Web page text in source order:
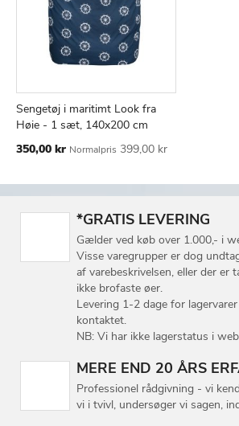
Læg i kurv
TILFØJ
ØNSKE
SAMMENLIGN
Sengetøj i maritimt Look fra
Høie - 1 sæt, 140x200 cm
Tilbudspris
350,00 kr Normalpris 399,00 kr
*GRATIS LEVERING
Gælder ved køb over 1.000,- i
Visse varegrupper er dog
af varebeskrivelsen, eller der er
ikke brofaste øer.
Levering 1-2 dage for
kontaktet.
NB: Vi har ikke lagerstatus i
MERE END 20 ÅRS
Professionel rådgivning - vi
vi i tvivl, undersøger vi sagen,